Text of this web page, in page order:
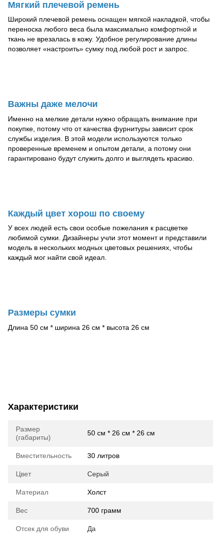
Мягкий плечевой ремень
Широкий плечевой ремень оснащен мягкой накладкой, чтобы
переноска любого веса была максимально комфортной и
ткань не врезалась в кожу. Удобное регулирование длины
позволяет «настроить» сумку под любой рост и запрос.
Важны даже мелочи
Именно на мелкие детали нужно обращать внимание при
покупке, потому что от качества фурнитуры зависит срок
службы изделия. В этой модели используются только
проверенные временем и опытом детали, а потому они
гарантировано будут служить долго и выглядеть красиво.
Каждый цвет хорош по своему
У всех людей есть свои особые пожелания к расцветке
любимой сумки. Дизайнеры учли этот момент и представили
модель в нескольких модных цветовых решениях, чтобы
каждый мог найти свой идеал.
Размеры сумки
Длина 50 см * ширина 26 см * высота 26 см
Характеристики
Размер
(габариты)
50 см * 26 см * 26 см
Вместительность 30 литров
Цвет Серый
Материал Холст
Вес 700 грамм
Отсек для обуви Да